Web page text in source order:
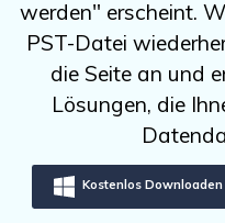
Unbegrenzte
Recoverit
Verlorene/
Datenverlust-
Aktuelles Thema
search
werden" erscheint.
PST-Datei
die Seite an und
Lösungen, die
Kostenlos Downloaden